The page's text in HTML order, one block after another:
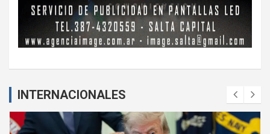
INTERNACIONALES